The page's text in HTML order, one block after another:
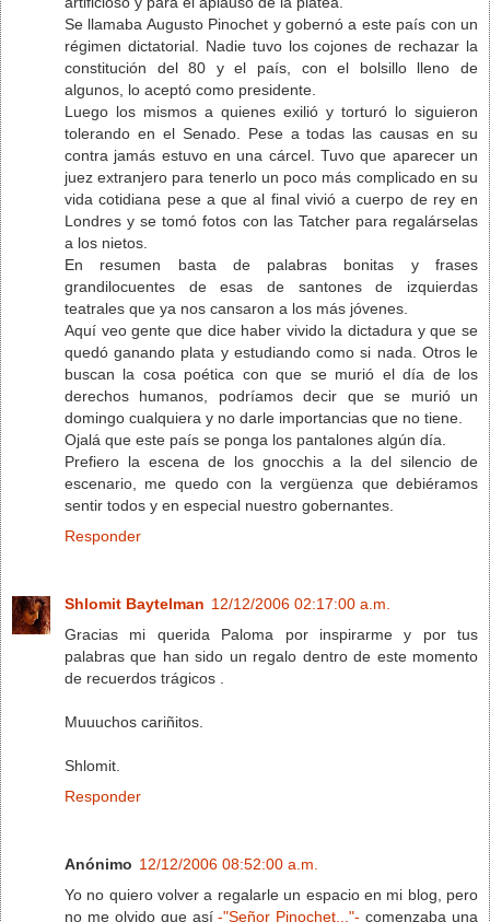
Se llamaba Augusto Pinochet y gobernó a este país con un
régimen dictatorial. Nadie tuvo los cojones de rechazar la
constitución del 80 y el país, con el bolsillo lleno de
algunos, lo aceptó como presidente.
Luego los mismos a quienes exilió y torturó lo siguieron
tolerando en el Senado. Pese a todas las causas en su
contra jamás estuvo en una cárcel. Tuvo que aparecer un
juez extranjero para tenerlo un poco más complicado en su
vida cotidiana pese a que al final vivió a cuerpo de rey en
Londres y se tomó fotos con las Tatcher para regalárselas
a los nietos.
En resumen basta de palabras bonitas y frases
grandilocuentes de esas de santones de izquierdas
teatrales que ya nos cansaron a los más jóvenes.
Aquí veo gente que dice haber vivido la dictadura y que se
quedó ganando plata y estudiando como si nada. Otros le
buscan la cosa poética con que se murió el día de los
derechos humanos, podríamos decir que se murió un
domingo cualquiera y no darle importancias que no tiene.
Ojalá que este país se ponga los pantalones algún día.
Prefiero la escena de los gnocchis a la del silencio de
escenario, me quedo con la vergüenza que debiéramos
sentir todos y en especial nuestro gobernantes.
Responder
Shlomit Baytelman 12/12/2006 02:17:00 a.m.
Gracias mi querida Paloma por inspirarme y por tus
palabras que han sido un regalo dentro de este momento
de recuerdos trágicos .
Muuuchos cariñitos.
Shlomit.
Responder
Anónimo 12/12/2006 08:52:00 a.m.
Yo no quiero volver a regalarle un espacio en mi blog, pero
no me olvido que así-"Señor Pinochet..."- comenzaba una